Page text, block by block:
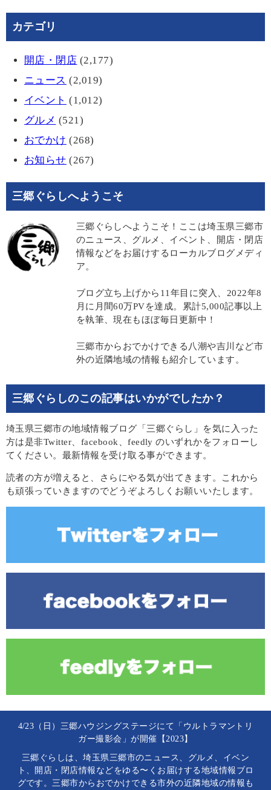
カテゴリ
開店・閉店 (2,177)
ニュース (2,019)
イベント (1,012)
グルメ (521)
おでかけ (268)
お知らせ (267)
三郷ぐらしへようこそ
三郷ぐらしへようこそ！ここは埼玉県三郷市
のニュース、グルメ、イベント、開店・閉店
情報などをお届けするローカルブログメディ
ア。
ブログ立ち上げから11年目に突入、2022年8
月に月間60万PVを達成。累計5,000記事以上
を執筆、現在もほぼ毎日更新中！
三郷市からおでかけできる八潮や吉川など市
外の近隣地域の情報も紹介しています。
三郷ぐらしのこの記事はいかがでしたか？
埼玉県三郷市の地域情報ブログ「三郷ぐらし」を気に入った
方は是非Twitter、facebook、feedly のいずれかをフォローし
てください。最新情報を受け取る事ができます。
読者の方が増えると、さらにやる気が出てきます。これから
も頑張っていきますのでどうぞよろしくお願いいたします。
4/23（日）三郷ハウジングステージにて「ウルトラマントリ
ガー撮影会」が開催【2023】
三郷ぐらしは、埼玉県三郷市のニュース、グルメ、イベン
ト、開店・閉店情報などをゆる〜くお届けする地域情報ブロ
グです。三郷市からおでかけできる市外の近隣地域の情報も